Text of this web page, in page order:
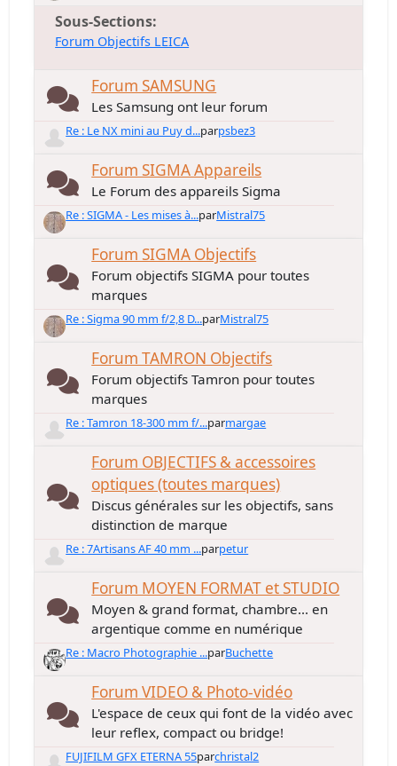
Sous-Sections
Forum Objectifs LEICA
Forum SAMSUNG
Les Samsung ont leur forum
Re : Le NX mini au Puy d...parpsbez3
Forum SIGMA Appareils
Le Forum des appareils Sigma
Re : SIGMA - Les mises à...parMistral75
Forum SIGMA Objectifs
Forum objectifs SIGMA pour toutes
marques
Re : Sigma 90 mm f/2,8 D...parMistral75
Forum TAMRON Objectifs
Forum objectifs Tamron pour toutes
marques
Re : Tamron 18-300 mm f/...parmargae
Forum OBJECTIFS & accessoires
optiques (toutes marques)
Discus générales sur les objectifs, sans
distinction de marque
Re : 7Artisans AF 40 mm ...parpetur
Forum MOYEN FORMAT et STUDIO
Moyen & grand format, chambre... en
argentique comme en numérique
Re : Macro Photographie ...parBuchette
Forum VIDEO & Photo-vidéo
L'espace de ceux qui font de la vidéo avec
leur reflex, compact ou bridge!
FUJIFILM GFX ETERNA 55parchristal2